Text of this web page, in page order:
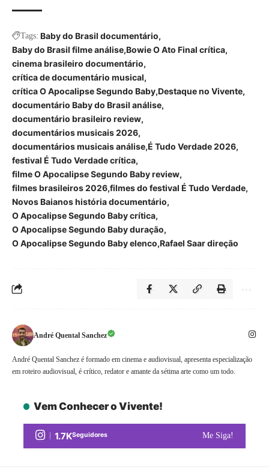
Tags: Baby do Brasil documentário
Baby do Brasil filme análise Bowie O Ato Final crítica
cinema brasileiro documentário
crítica de documentário musical
crítica O Apocalipse Segundo Baby Destaque no Vivente
documentário Baby do Brasil análise
documentário brasileiro review
documentários musicais 2026
documentários musicais análise É Tudo Verdade 2026
festival É Tudo Verdade crítica
filme O Apocalipse Segundo Baby review
filmes brasileiros 2026 filmes do festival É Tudo Verdade
Novos Baianos história documentário
O Apocalipse Segundo Baby crítica
O Apocalipse Segundo Baby duração
O Apocalipse Segundo Baby elenco Rafael Saar direção
André Quental Sanchez
André Quental Sanchez é formado em cinema e audiovisual, apresenta especialização
em roteiro audiovisual, é crítico, redator e amante da sétima arte como um todo.
Vem Conhecer o Vivente!
1.7KSeguidores Me Siga!